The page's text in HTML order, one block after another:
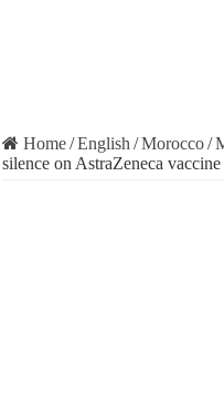
Home/English /Morocco/
silence on AstraZeneca